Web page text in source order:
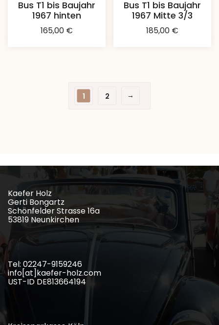
Bus T1 bis Baujahr
1967 hinten
165,00 €
Bus T1 bis Baujahr
1967 Mitte 3/3
185,00 €
1 2 →
Kaefer Holz
Gerti Bongartz
Schönfelder Strasse 16a
53819 Neunkirchen
Tel: 02247-9159246
info[at]kaefer-holz.com
UST-ID DE813664194